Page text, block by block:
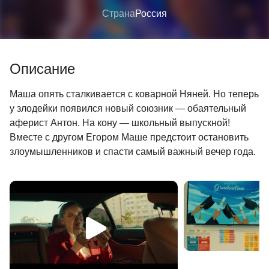
СтранаРоссия
Описание
Маша опять сталкивается с коварной Няней. Но теперь
у злодейки появился новый союзник — обаятельный
аферист Антон. На кону — школьный выпускной!
Вместе с другом Егором Маше предстоит остановить
злоумышленников и спасти самый важный вечер года.